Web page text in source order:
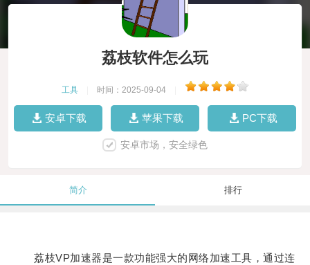
荔枝软件怎么玩
工具 时间：2025-09-04
安卓下载 苹果下载 PC下载
安卓市场，安全绿色
简介 排行
荔枝VP加速器是一款功能强大的网络加速工具，通过连